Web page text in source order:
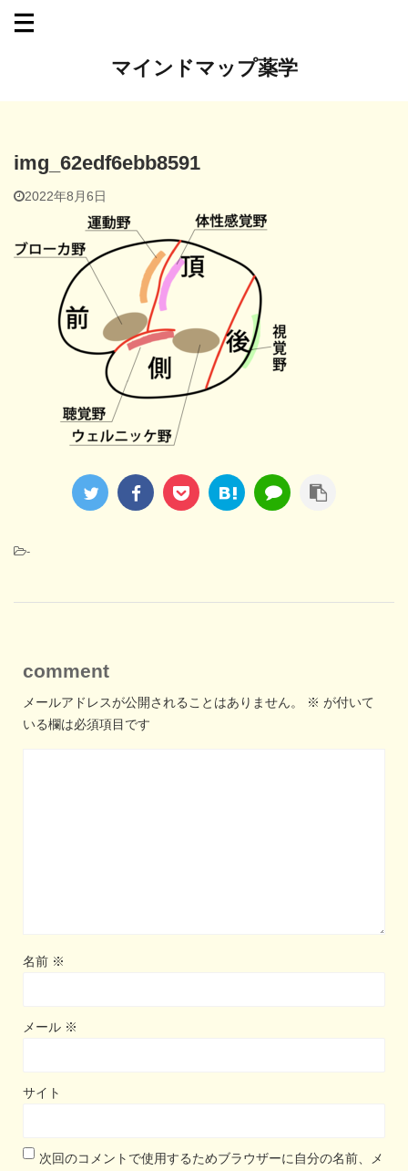
マインドマップ薬学
img_62edf6ebb8591
2022年8月6日
-
comment
メールアドレスが公開されることはありません。 ※ が付いて
いる欄は必須項目です
名前 ※
メール ※
サイト
次回のコメントで使用するためブラウザーに自分の名前、メ